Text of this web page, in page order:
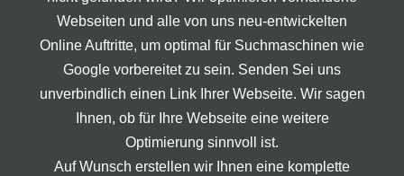
Webseiten und alle von uns neu-entwickelten
Online Auftritte, um optimal für Suchmaschinen wie
Google vorbereitet zu sein. Senden Sei uns
unverbindlich einen Link Ihrer Webseite. Wir sagen
Ihnen, ob für Ihre Webseite eine weitere
Optimierung sinnvoll ist.
Auf Wunsch erstellen wir Ihnen eine komplette